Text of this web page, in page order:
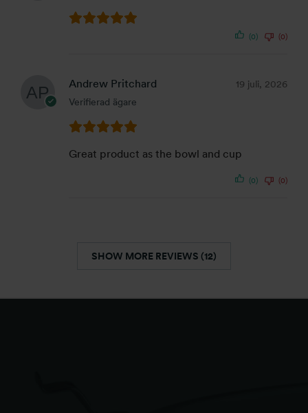
(0) (0)
Andrew Pritchard
Verifierad ägare
19 juli, 2026
Great product as the bowl and cup
(0) (0)
SHOW MORE REVIEWS (12)